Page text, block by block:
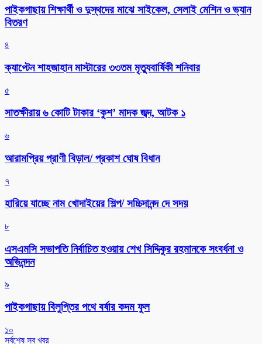
পাইকগাছায় শিক্ষার্থী ও দুস্থদের মাঝে সাইকেল, সেলাই মেশিন ও ভ্যান
বিতরণ
৪
ক্যাপ্টেন শাহজাহান মাস্টারের ৩৩তম মৃত্যুবার্ষিকী শনিবার
৫
সাতক্ষীরায় ৬ কোটি টাকার ‘কুশ’ মাদক জব্দ, আটক ১
৬
আরামপ্রিয় প্রাণী বিড়াল/ প্রকাশ ঘোষ বিধান
৭
হারিয়ে যাচ্ছে নাম খোদাইয়ের শিল্প/ সচ্চিদানন্দ দে সদয়
৮
এসএমসি সভাপতি নির্বাচিত হওয়ায় শেখ সিদ্দিকুর রহমানকে সংবর্ধনা ও
অভিনন্দন
৯
পাইকগাছায় বিলুপ্তির পথে বর্ষার কদম ফুল
১০
সর্বশেষ সব খবর